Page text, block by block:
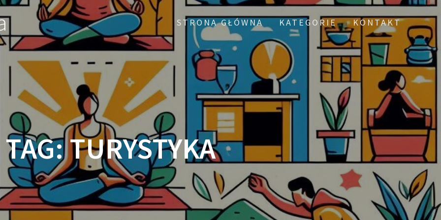
STRONA GŁÓWNA KATEGORIE KONTAKT
TAG:TURYSTYKA